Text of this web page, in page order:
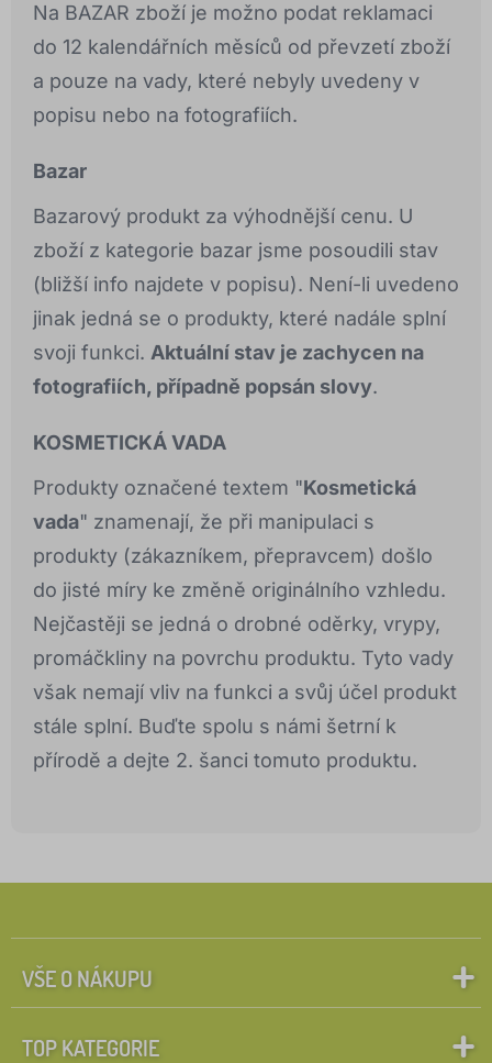
Na BAZAR zboží je možno podat reklamaci
do 12 kalendářních měsíců od převzetí zboží
a pouze na vady, které nebyly uvedeny v
popisu nebo na fotografiích.
Bazar
Bazarový produkt za výhodnější cenu. U
zboží z kategorie bazar jsme posoudili stav
(bližší info najdete v popisu). Není-li uvedeno
jinak jedná se o produkty, které nadále splní
svoji funkci. Aktuální stav je zachycen na
fotografiích, případně popsán slovy.
KOSMETICKÁ VADA
Produkty označené textem "Kosmetická
vada" znamenají, že při manipulaci s
produkty (zákazníkem, přepravcem) došlo
do jisté míry ke změně originálního vzhledu.
Nejčastěji se jedná o drobné oděrky, vrypy,
promáčkliny na povrchu produktu. Tyto vady
však nemají vliv na funkci a svůj účel produkt
stále splní. Buďte spolu s námi šetrní k
přírodě a dejte 2. šanci tomuto produktu.
VŠE O NÁKUPU
TOP KATEGORIE